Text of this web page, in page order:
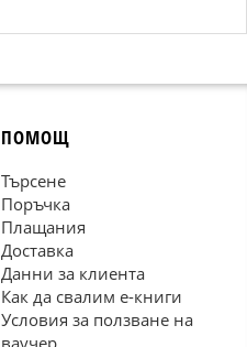
ПОМОЩ
Търсене
Поръчка
Плащания
Доставка
Данни за клиента
Как да свалим е-книги
Условия за ползване на
ваучер